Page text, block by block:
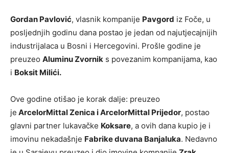
Gordan Pavlović, vlasnik kompanije Pavgord iz Foče, u
posljednjih godinu dana postao je jedan od najutjecajnijih
industrijalaca u Bosni i Hercegovini. Prošle godine je
preuzeo Aluminu Zvornik s povezanim kompanijama, kao
i Boksit Milići.
Ove godine otišao je korak dalje: preuzeo
je ArcelorMittal Zenica i ArcelorMittal Prijedor, postao
glavni partner lukavačke Koksare, a ovih dana kupio je i
imovinu nekadašnje Fabrike duvana Banjaluka. Nedavno